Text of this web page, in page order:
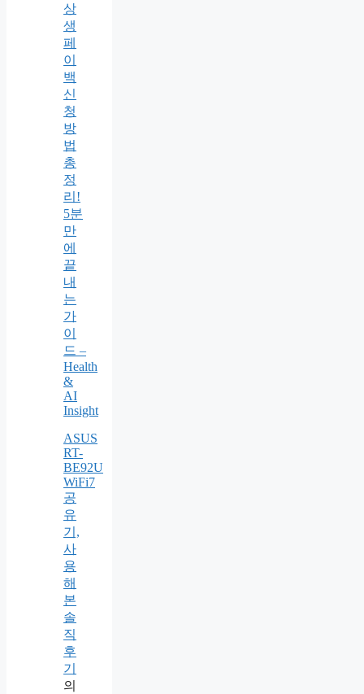
상
생
페
이
백
신
청
방
법
총
정
리!
5분
만
에
끝
내
는
가
이
드 –
Health
&
AI
Insight
ASUS
RT-
BE92U
WiFi7
공
유
기,
사
용
해
본
솔
직
후
기
의